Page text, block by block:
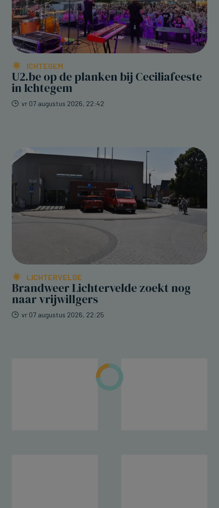
ICHTEGEM
U2.be op de planken bij Ceciliafeeste
in Ichtegem
vr 07 augustus 2026, 22:42
LICHTERVELDE
Brandweer Lichtervelde zoekt nog
naar vrijwillgers
vr 07 augustus 2026, 22:25